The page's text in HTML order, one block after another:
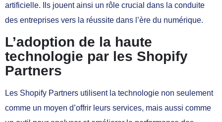
artificielle. Ils jouent ainsi un rôle crucial dans la conduite
des entreprises vers la réussite dans l’ère du numérique.
L’adoption de la haute
technologie par les Shopify
Partners
Les Shopify Partners utilisent la technologie non seulement
comme un moyen d’offrir leurs services, mais aussi comme